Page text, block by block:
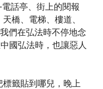
話亭、街上的閱報
橋、電梯、樓道、
們在弘法時不停地念
國弘法時，也讓惡人
籤貼到哪兒，晚上